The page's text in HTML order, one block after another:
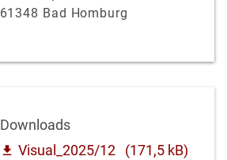
61348 Bad Homburg
Downloads
Visual_2025/12
(171,5 kB)